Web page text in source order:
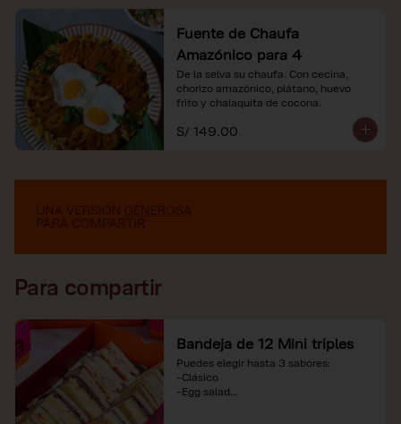
Fuente de Chaufa
Amazónico para 4
De la selva su chaufa. Con cecina,
chorizo amazónico, plátano, huevo
frito y chalaquita de cocona.
S/ 149.00
Para compartir
Bandeja de 12 Mini triples
Puedes elegir hasta 3 sabores:
-Clásico
-Egg salad